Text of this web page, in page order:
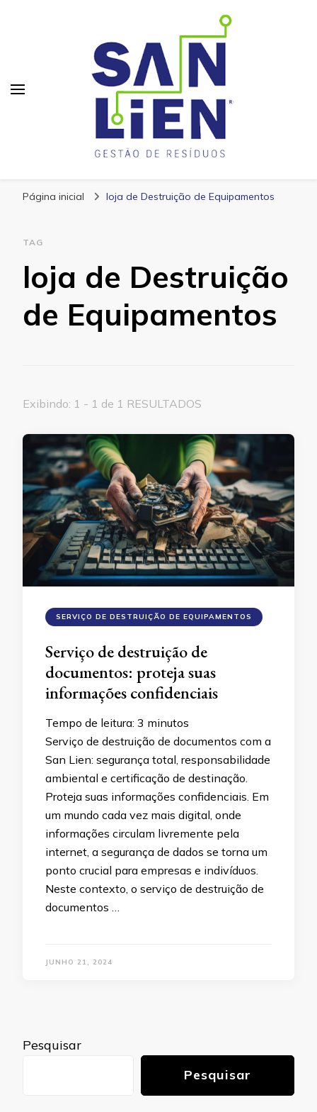
Página inicial loja de Destruição de Equipamentos
TAG
loja de Destruição
de Equipamentos
Exibindo: 1 - 1 de 1 RESULTADOS
SERVIÇO DE DESTRUIÇÃO DE EQUIPAMENTOS
Serviço de destruição de
documentos: proteja suas
informações confidenciais
Tempo de leitura: 3 minutos
Serviço de destruição de documentos com a
San Lien: segurança total, responsabilidade
ambiental e certificação de destinação.
Proteja suas informações confidenciais. Em
um mundo cada vez mais digital, onde
informações circulam livremente pela
internet, a segurança de dados se torna um
ponto crucial para empresas e indivíduos.
Neste contexto, o serviço de destruição de
documentos …
JUNHO 21, 2024
Pesquisar
Pesquisar